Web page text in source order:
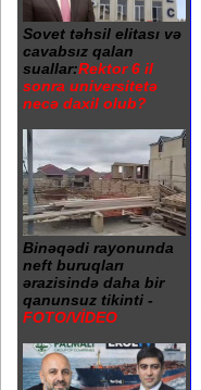
Sovet təhsil elitası və
cavabsız qalan
suallar:Rektor 6 il
sonra universitetə
necə daxil olub?
Binəqədi rayonunda
neft buruqları
ərazisində daha bir
qanunsuz tikinti -
FOTO/VİDEO